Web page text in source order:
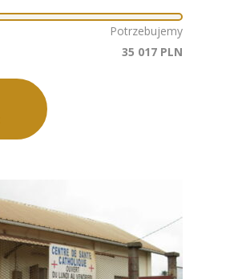
Potrzebujemy
35 017 PLN